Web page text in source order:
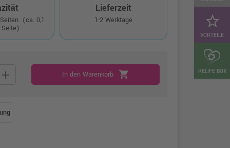
star_border
VORTEILE
RELIFE BOX
(ca. 0,1
Lieferzeit
1-2 Werktage
add In den Warenkorb shopping_cart